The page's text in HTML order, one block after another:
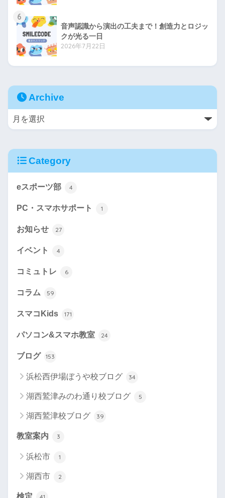
6
音声認識から演出の工夫まで！創造力とロジッ
クが光る一日
2026年7月22日
Archive
Category
eスポーツ部 4
PC・スマホサポート 1
お知らせ 27
イベント 4
コミュトレ 6
コラム 59
スマコKids 171
パソコン&スマホ教室 24
ブログ 153
浜松西伊場ぼうや校ブログ 34
湖西鷲津みのわ通り校ブログ 5
湖西鷲津校ブログ 39
教室案内 3
浜松市 1
湖西市 2